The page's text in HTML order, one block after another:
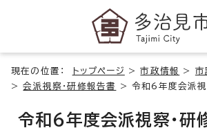
現在の位置： トップページ >市政情報 > 市
>会派視察・研修報告書 >令和6年度会派視
令和6年度会派視察・研